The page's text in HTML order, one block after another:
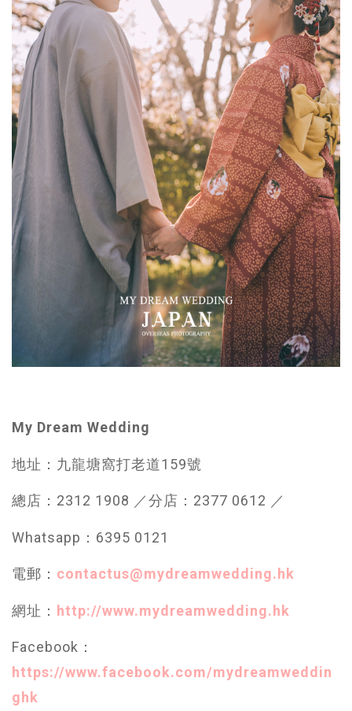
My Dream Wedding
地址：九龍塘窩打老道159號
總店：2312 1908 ／分店：2377 0612 ／
Whatsapp：6395 0121
電郵： contactus@mydreamwedding.hk
網址： http://www.mydreamwedding.hk
Facebook：
https://www.facebook.com/mydreamweddin
ghk